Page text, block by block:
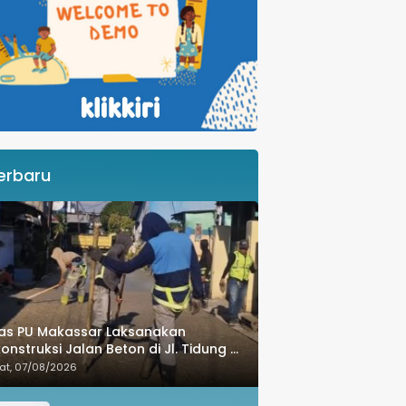
PU Makassar Laksanakan
Jalan Beton di Jl. Tidung 6
Tingkatkan Kualitas Infrastruktur
07/08/2026